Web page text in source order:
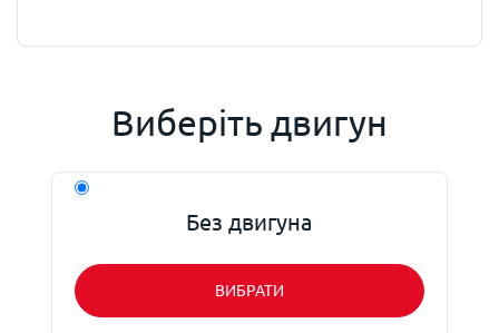
Виберіть двигун
Без двигуна
ВИБРАТИ